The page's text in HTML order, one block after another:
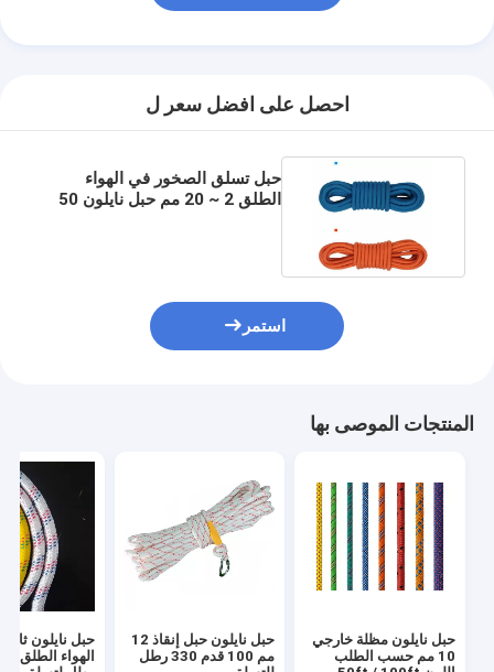
احصل على افضل سعر ل
حبل تسلق الصخور في الهواء
الطلق 2 ~ 20 مم حبل نايلون 50
استمر
المنتجات الموصى بها
حبل نايلون مظلة خارجي
10 مم حسب الطلب
حبل نايلون حبل إنقاذ 12
مم 100 قدم 330 رطل
حبل نايلون